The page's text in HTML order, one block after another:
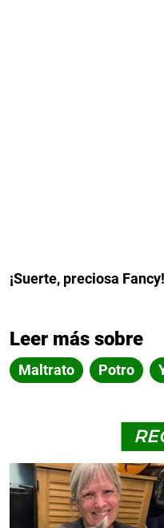
¡Suerte, preciosa Fancy!
Leer más sobre
Maltrato Potro